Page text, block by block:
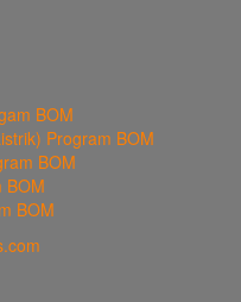
BOM
Program BOM
BOM
BOM
BOM